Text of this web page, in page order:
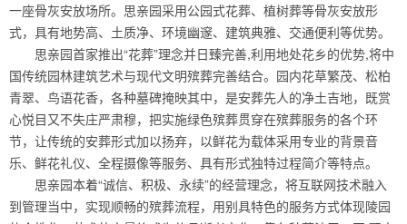
一座骨灰安放场所。思亲园采用公园式花葬、植树葬等骨灰安放形
式，具有地势高、土质净、环境幽邃、建筑典雅、交通便利等优势。
思亲园首家推出“花葬”理念并日臻完善,利用地处花乡的优势,将中
国传统园林建筑艺术与现代文明殡葬完善结合。园内花草繁茂、松柏
青翠、鸟语花香，各种墓碑掩映其中，是安葬先人的净土吉地，既赏
心悦目又不失庄严肃穆，把实施绿色殡葬贯穿在殡葬服务的各个环
节，让传统的安葬形式加以扬弃，以鲜花为载体采用专业的背景音
乐、鲜花礼仪、全程摄像等服务、具有形式独特过程简介等特点。
思亲园本着“诚信、积极、永续”的经营理念，将互联网技术融入
到管理当中，实现顺畅的殡葬流程，用别具特色的服务方式体现陵园